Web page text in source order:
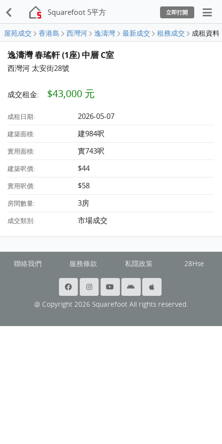
Squarefoot 5平方 立即打開
屋苑成交 香港島 西灣河 逸濤灣 最新成交 租務成交 成租資料
逸濤灣 春瑤軒 (1座) 中層 C室
西灣河 太安街28號
成交租金: $43,000 元
成租日期: 2026-05-07
建築面積: 建984呎
實用面積: 實743呎
建築呎價: $44
實用呎價: $58
房間數量: 3房
成交類別: 市場成交
聯絡我們 服務條款 私隱政策 28Hse
@ Copyright 2026 Squarefoot All rights reserved.